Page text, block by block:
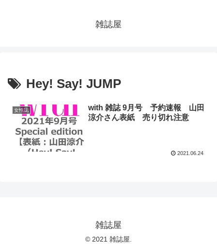
雑誌屋
Hey! Say! JUMP
女性誌
with 雑誌 9月号 予約速報 山田
涼介さん表紙 売り切れ注意
2021.06.24
雑誌屋
© 2021 雑誌屋.